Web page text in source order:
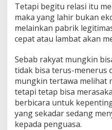
Tetapi begitu relasi itu
maka yang lahir bukan
melainkan pabrik
cepat atau lambat akan
Sebab rakyat mungkin
tidak bisa terus-menerus
mungkin tertawa melihat
tetapi tetap bisa
berbicara untuk
yang sekadar sedang
kepada penguasa.